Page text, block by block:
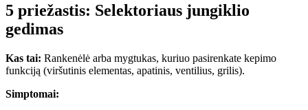
5 priežastis: Selektoriaus jungiklio
gedimas
Kas tai: Rankenėlė arba mygtukas, kuriuo pasirenkate kepimo
funkciją (viršutinis elementas, apatinis, ventilius, grilis).
Simptomai: